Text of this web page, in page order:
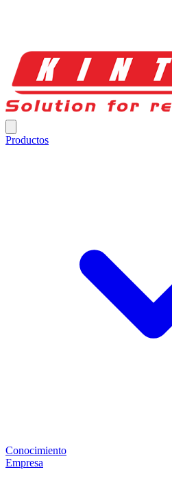
Productos
Conocimiento
Empresa